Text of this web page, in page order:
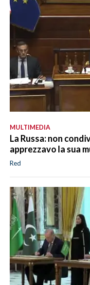
MULTIMEDIA
La Russa: non
apprezzavo la sua
Red